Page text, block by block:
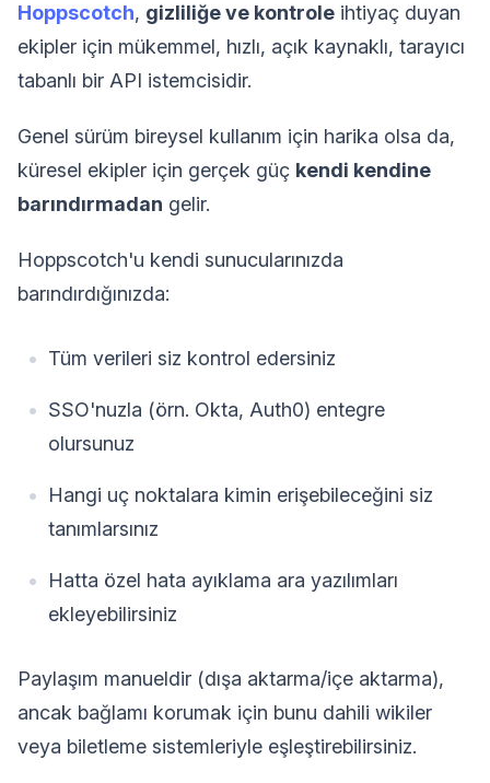
Hoppscotch, gizliliğe ve kontrole ihtiyaç duyan
ekipler için mükemmel, hızlı, açık kaynaklı, tarayıcı
tabanlı bir API istemcisidir.
Genel sürüm bireysel kullanım için harika olsa da,
küresel ekipler için gerçek güç kendi kendine
barındırmadan gelir.
Hoppscotch'u kendi sunucularınızda
barındırdığınızda:
Tüm verileri siz kontrol edersiniz
SSO'nuzla (örn. Okta, Auth0) entegre
olursunuz
Hangi uç noktalara kimin erişebileceğini siz
tanımlarsınız
Hatta özel hata ayıklama ara yazılımları
ekleyebilirsiniz
Paylaşım manueldir (dışa aktarma/içe aktarma),
ancak bağlamı korumak için bunu dahili wikiler
veya biletleme sistemleriyle eşleştirebilirsiniz.